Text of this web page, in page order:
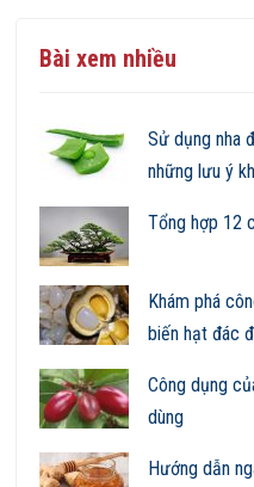
Bài xem nhiều
Sử dụng nha
những lưu ý
Tổng hợp 12
Khám phá
biến hạt đác
Công dụng
dùng
Hướng dẫn